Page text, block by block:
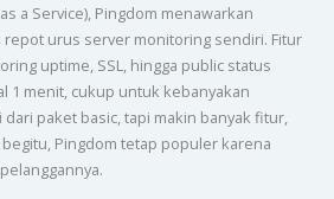
a Service), Pingdom menawarkan
urus server monitoring sendiri. Fitur
uptime, SSL, hingga public status
1 menit, cukup untuk kebanyakan
dari paket basic, tapi makin banyak fitur,
Pingdom tetap populer karena